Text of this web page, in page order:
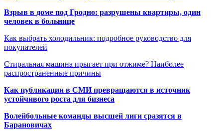
Взрыв в доме под Гродно: разрушены квартиры, один
человек в больнице
Как выбрать холодильник: подробное руководство для
покупателей
Стиральная машина прыгает при отжиме? Наиболее
распространенные причины
Как публикации в СМИ превращаются в источник
устойчивого роста для бизнеса
Волейбольные команды высшей лиги сразятся в
Барановичах